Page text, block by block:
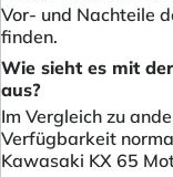
Vor- und Nachteile
finden.
Wie sieht es mit
aus?
Im Vergleich zu
Verfügbarkeit
Kawasaki KX 65